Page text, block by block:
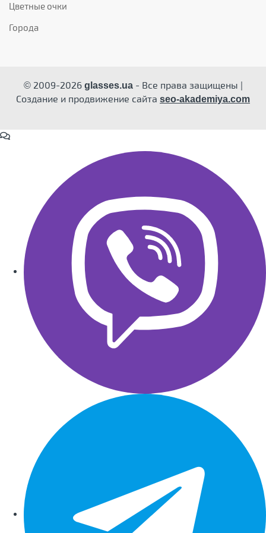
Цветные очки
Города
© 2009-2026glasses.ua- Все права защищены |
Создание и продвижение сайта seo-akademiya.com